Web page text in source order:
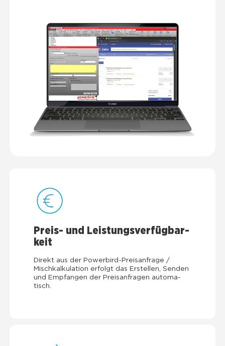
Preis- und Leis­tungs­ver­füg­bar­
keit
Direkt aus der Power­bird-Preis­an­fra­ge /
Misch­kal­ku­la­ti­on erfolgt das Erstel­len, Sen­den
und Emp­fan­gen der Preis­an­fra­gen auto­ma­
tisch.